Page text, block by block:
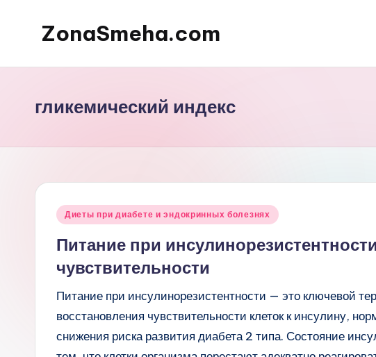
ПерейтиZonaSmeha.com
Правильное
гликемический индекс
Опубликовано
Диеты при диабете и эндокринных болезнях
Питание при
чувствительности
Питание при инсулинорезистентности — это ключевой
восстановления чувствительности клеток к инсулину,
снижения риска развития диабета 2 типа. Состояние